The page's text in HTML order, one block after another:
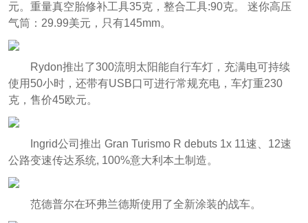
元。重量真空胎修补工具35克，整合工具:90克。 迷你高压
气筒：29.99美元，只有145mm。
Rydon推出了300流明太阳能自行车灯，充满电可持续
使用50小时，还带有USB口可进行常规充电，车灯重230
克，售价45欧元。
Ingrid公司推出 Gran Turismo R debuts 1x 11速、12速
公路变速传达系统, 100%意大利本土制造。
范德普尔在环弗兰德斯使用了全新涂装的战车。